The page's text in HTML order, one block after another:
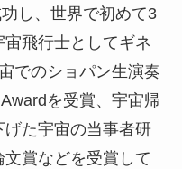
し、世界で初めて3
飛行士としてギネ
でのショパン生演奏
を受賞、宇宙帰
た宇宙の当事者研
賞などを受賞して